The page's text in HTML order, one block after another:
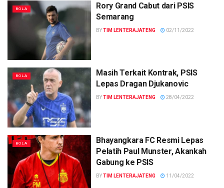
BOLA
Rory Grand Cabut dari PSIS
Semarang
BYTIM LENTERAJATENG 02/11/2022
BOLA
Masih Terkait Kontrak, PSIS
Lepas Dragan Djukanovic
BYTIM LENTERAJATENG 28/04/2022
BOLA
Bhayangkara FC Resmi Lepas
Pelatih Paul Munster, Akankah
Gabung ke PSIS
BYTIM LENTERAJATENG 11/04/2022